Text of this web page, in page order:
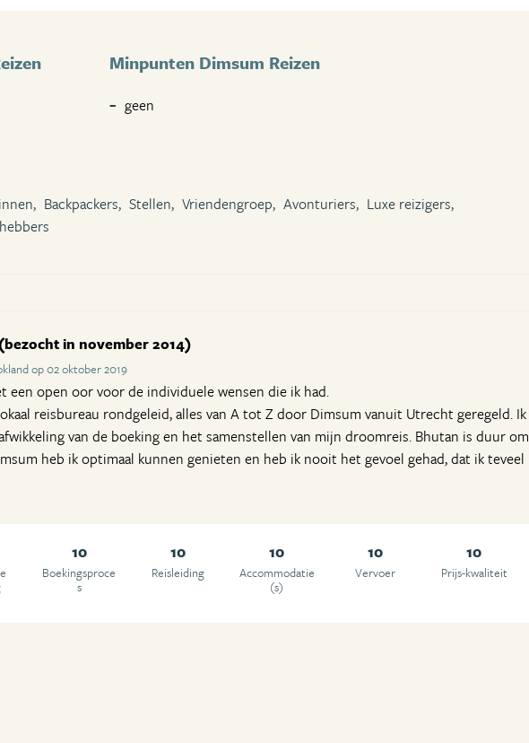
Minpunten Dimsum Reizen
geen
Backpackers, Stellen, Vriendengroep, Avonturiers, Luxe reizigers,
(bezocht in november 2014)
op 02 oktober 2019
een open oor voor de individuele wensen die ik had.
reisbureau rondgeleid, alles van A tot Z door Dimsum vanuit Utrecht geregeld. Ik
van de boeking en het samenstellen van mijn droomreis. Bhutan is duur om
heb ik optimaal kunnen genieten en heb ik nooit het gevoel gehad, dat ik teveel
10
Boekingsproce
s
10
Reisleiding
10
Accommodatie
(s)
10
Vervoer
10
Prijs-kwaliteit